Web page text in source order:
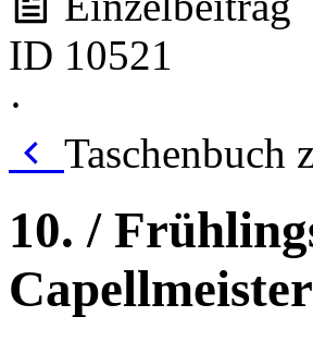
ID 10521
·
Taschenbuch
10. /